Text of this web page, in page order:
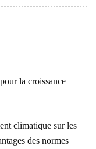
la croissance
climatique sur les
des normes